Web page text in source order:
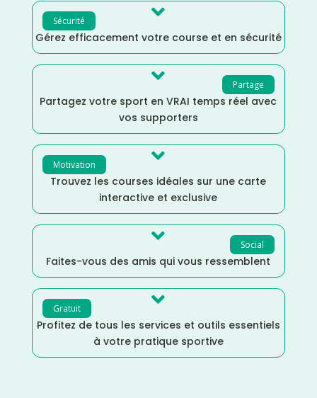
Sécurité 
Gérez efficacement votre course et en sécurité
Partage

Partagez votre sport en VRAI temps réel avec
vos supporters
Motivation 
Trouvez les courses idéales sur une carte
interactive et exclusive
Social

Faites-vous des amis qui vous ressemblent
Gratuit 
Profitez de tous les services et outils essentiels
à votre pratique sportive